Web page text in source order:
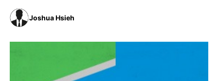
團契生活與禱告
烏茲別克語
法語
越南語
韓語
土耳其語
阿拉伯語
Joshua Hsieh